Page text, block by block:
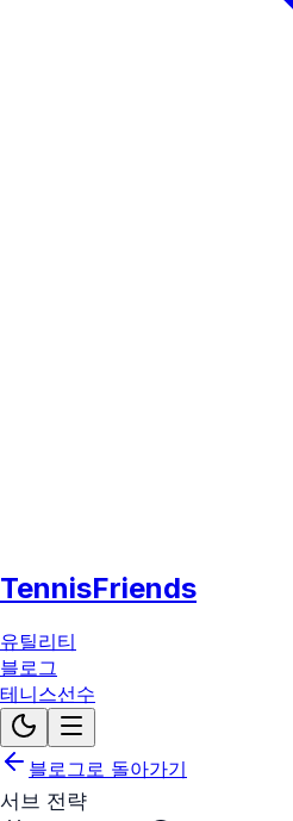
TennisFriends
유틸리티
블로그
테니스선수
블로그로 돌아가기
서브 전략